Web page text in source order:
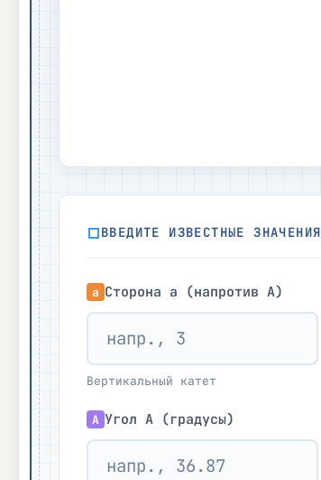
ВВЕДИТЕ ИЗВЕСТНЫЕ ЗНАЧЕНИЯ
a Сторона a (напротив A)
Вертикальный катет
A Угол A (градусы)